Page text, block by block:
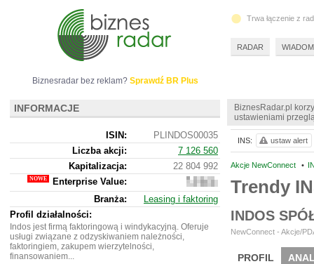
BiznesRadar.pl
ustawieniami
Akcje NewConnect •
Trendy
INDOS
NewConnect - Akcje/
PROFIL
INS: ustaw alert
Biznesradar bez reklam? Sprawdź BR Plus
INFORMACJE
ISIN:
PLINDOS00035
Liczba akcji:
7 126 560
Kapitalizacja:
22 804 992
Enterprise Value:
17
748
992
Branża:
Leasing i faktoring
Profil działalności:
Indos jest firmą faktoringową i windykacyjną. Oferuje
usługi związane z odzyskiwaniem należności,
faktoringiem, zakupem wierzytelności,
finansowaniem...
Trwa łączenie z
RADAR